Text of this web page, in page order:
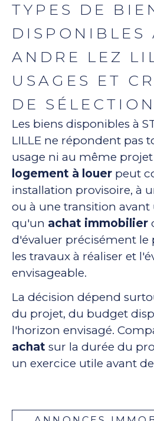
TYPES DE
DISPONIBLES
ANDRE LEZ
USAGES ET
DE SÉLECTION
Les biens disponibles à
LILLE ne répondent pas
usage ni au même projet
logement à louer peut
installation provisoire, à
ou à une transition avant
qu'un achat immobilier
d'évaluer précisément le
les travaux à réaliser et
envisageable.
La décision dépend
du projet, du budget
l'horizon envisagé.
achat sur la durée du
un exercice utile avant